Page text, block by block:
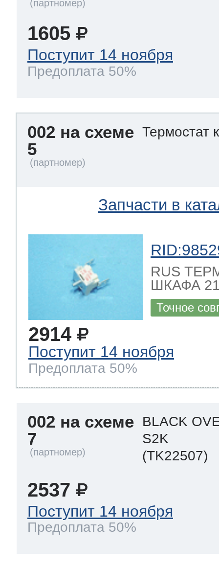
1605
Поступит 14 ноября
Предоплата 50%
002 на схеме
5
Термостат
Запчасти в
RUS
ШКАФА
Точное
2914
Поступит 14 ноября
Предоплата 50%
002 на схеме
7
BLACK
S2K
(TK22507)
2537
Поступит 14 ноября
Предоплата 50%